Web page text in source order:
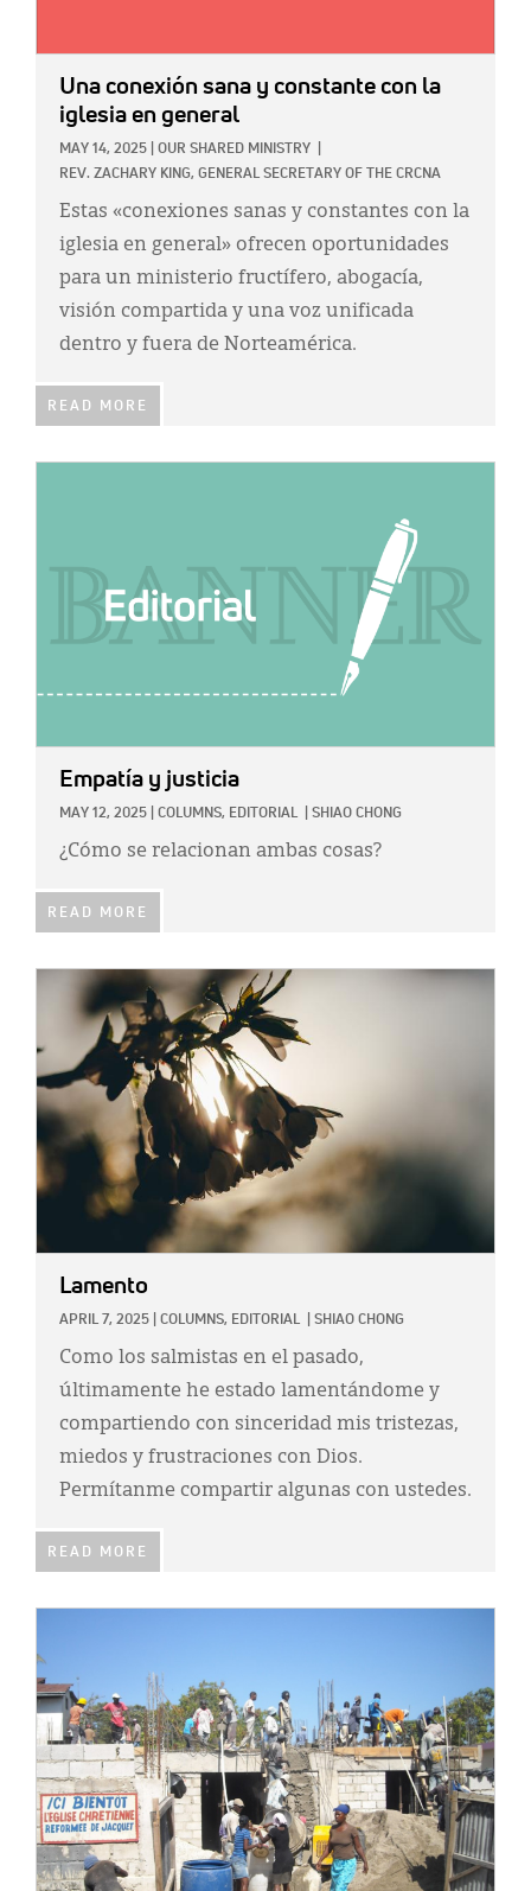
Una conexión sana y constante con la
iglesia en general
MAY 14, 2025 OUR SHARED MINISTRY
REV. ZACHARY KING, GENERAL SECRETARY OF THE CRCNA
Estas «conexiones sanas y constantes con la
iglesia en general» ofrecen oportunidades
para un ministerio fructífero, abogacía,
visión compartida y una voz unificada
dentro y fuera de Norteamérica.
READ MORE
Empatía y justicia
MAY 12, 2025 COLUMNS, EDITORIAL SHIAO CHONG
¿Cómo se relacionan ambas cosas?
READ MORE
IMAGE:
Lamento
APRIL 7, 2025 COLUMNS, EDITORIAL SHIAO CHONG
Como los salmistas en el pasado,
últimamente he estado lamentándome y
compartiendo con sinceridad mis tristezas,
miedos y frustraciones con Dios.
Permítanme compartir algunas con ustedes.
READ MORE